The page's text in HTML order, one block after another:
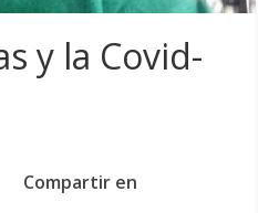
y la Covid-
Compartir en